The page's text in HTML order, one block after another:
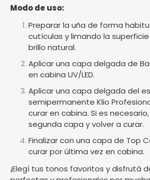
Modo de uso:
Preparar la uña de forma
cutículas y limando la
brillo natural.
Aplicar una capa delgada de
en cabina UV/LED.
Aplicar una capa delgada del
semipermanente Klio
curar en cabina. Si es
segunda capa y volver a curar.
Finalizar con una capa de Top
curar por última vez en cabina.
¡Elegí tus tonos favoritos y disfrutá